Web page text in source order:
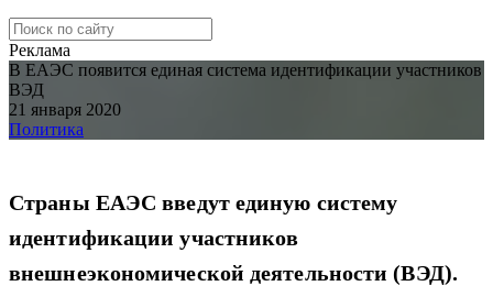
Реклама
В ЕАЭС появится единая система идентификации участников
ВЭД
21 января 2020
Политика
Страны ЕАЭС введут единую систему
идентификации участников
внешнеэкономической деятельности (ВЭД).